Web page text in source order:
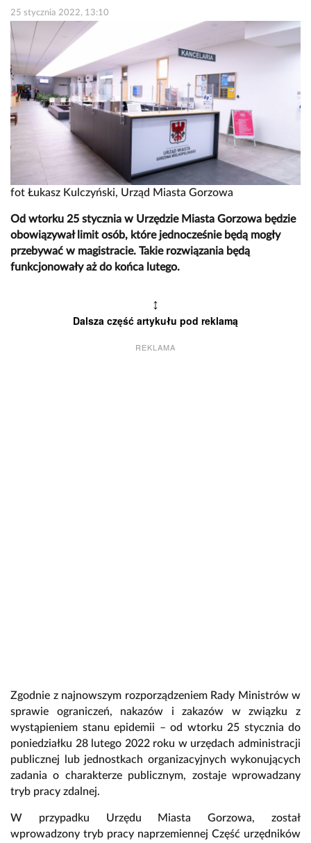
25 stycznia 2022, 13:10
fot Łukasz Kulczyński, Urząd Miasta Gorzowa
Od wtorku 25 stycznia w Urzędzie Miasta Gorzowa będzie
obowiązywał limit osób, które jednocześnie będą mogły
przebywać w magistracie. Takie rozwiązania będą
funkcjonowały aż do końca lutego.
↕
Dalsza część artykułu pod reklamą
REKLAMA
Zgodnie z najnowszym rozporządzeniem Rady Ministrów w
sprawie ograniczeń, nakazów i zakazów w związku z
wystąpieniem stanu epidemii – od wtorku 25 stycznia do
poniedziałku 28 lutego 2022 roku w urzędach administracji
publicznej lub jednostkach organizacyjnych wykonujących
zadania o charakterze publicznym, zostaje wprowadzany
tryb pracy zdalnej.
W przypadku Urzędu Miasta Gorzowa, został
wprowadzony tryb pracy naprzemiennej Część urzędników